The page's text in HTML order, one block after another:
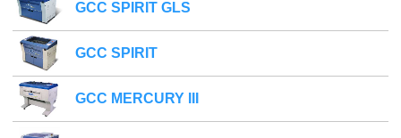
GCC SPIRIT GLS
GCC SPIRIT
GCC MERCURY III